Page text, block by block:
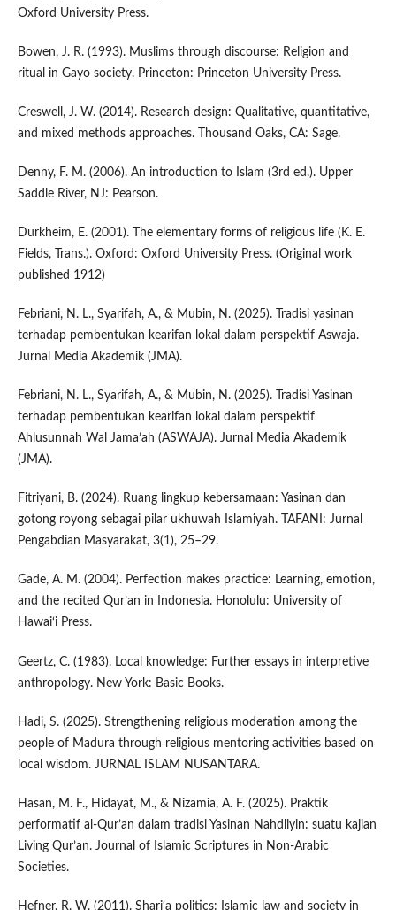
Oxford University Press.
Bowen, J. R. (1993). Muslims through discourse: Religion and
ritual in Gayo society. Princeton: Princeton University Press.
Creswell, J. W. (2014). Research design: Qualitative, quantitative,
and mixed methods approaches. Thousand Oaks, CA: Sage.
Denny, F. M. (2006). An introduction to Islam (3rd ed.). Upper
Saddle River, NJ: Pearson.
Durkheim, E. (2001). The elementary forms of religious life (K. E.
Fields, Trans.). Oxford: Oxford University Press. (Original work
published 1912)
Febriani, N. L., Syarifah, A., & Mubin, N. (2025). Tradisi yasinan
terhadap pembentukan kearifan lokal dalam perspektif Aswaja.
Jurnal Media Akademik (JMA).
Febriani, N. L., Syarifah, A., & Mubin, N. (2025). Tradisi Yasinan
terhadap pembentukan kearifan lokal dalam perspektif
Ahlusunnah Wal Jama’ah (ASWAJA). Jurnal Media Akademik
(JMA).
Fitriyani, B. (2024). Ruang lingkup kebersamaan: Yasinan dan
gotong royong sebagai pilar ukhuwah Islamiyah. TAFANI: Jurnal
Pengabdian Masyarakat, 3(1), 25–29.
Gade, A. M. (2004). Perfection makes practice: Learning, emotion,
and the recited Qur’an in Indonesia. Honolulu: University of
Hawai‘i Press.
Geertz, C. (1983). Local knowledge: Further essays in interpretive
anthropology. New York: Basic Books.
Hadi, S. (2025). Strengthening religious moderation among the
people of Madura through religious mentoring activities based on
local wisdom. JURNAL ISLAM NUSANTARA.
Hasan, M. F., Hidayat, M., & Nizamia, A. F. (2025). Praktik
performatif al-Qur’an dalam tradisi Yasinan Nahdliyin: suatu kajian
Living Qur’an. Journal of Islamic Scriptures in Non-Arabic
Societies.
Hefner, R. W. (2011). Shari‘a politics: Islamic law and society in